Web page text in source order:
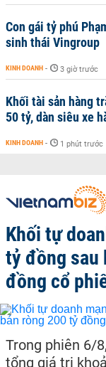
Con gái tỷ phú
sinh thái Vingroup
KINH DOANH - 3 giờ trước
Khối tài sản hàng
50 tỷ, dàn siêu xe
KINH DOANH - 1 phút trước
Khối tự
tỷ đồng sau
đồng cổ
Trong phiên 6/
tổng giá trị